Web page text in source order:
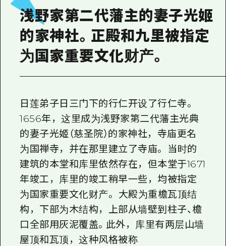
志愿者指南
通过视频介绍广岛县的魅力！
常见问题解答
广岛观光宣传册
浅野家第二代藩主的妻子光姬
的家神社。正殿和九里被指定
为国家重要文化财产。
日莲弟子日三门下的行仁开设了行仁寺。
1656年，这里成为浅野家第二代藩主光典
的妻子光姬（慈圣院）的家神社，寺庙更名
为国禅寺，并在那里建立了寺庙。 当时的
建筑的本堂和库里依然存在，但本堂于1671
年竣工，库里的竣工稍早一些，均被指定
为国家重要文化财产。 大殿为重檐瓦顶结
构，下部为木结构，上部从墙壁到柱子、檐
口全部用灰泥覆盖。此外，库里有两层山墙
屋顶和瓦顶，这种风格被称